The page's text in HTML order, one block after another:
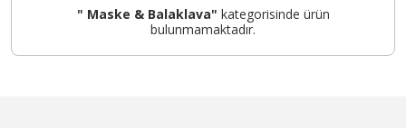
" Maske & Balaklava" kategorisinde ürün
bulunmamaktadır.